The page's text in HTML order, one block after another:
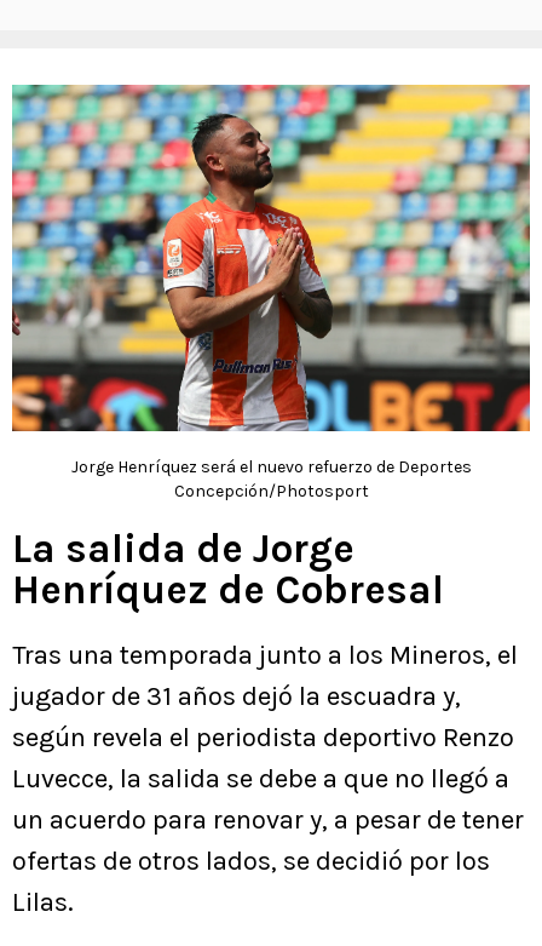
Jorge Henríquez será el nuevo refuerzo de Deportes
Concepción/Photosport
La salida de Jorge
Henríquez de Cobresal
Tras una temporada junto a los Mineros, el
jugador de 31 años dejó la escuadra y,
según revela el periodista deportivo Renzo
Luvecce, la salida se debe a que no llegó a
un acuerdo para renovar y, a pesar de tener
ofertas de otros lados, se decidió por los
Lilas.